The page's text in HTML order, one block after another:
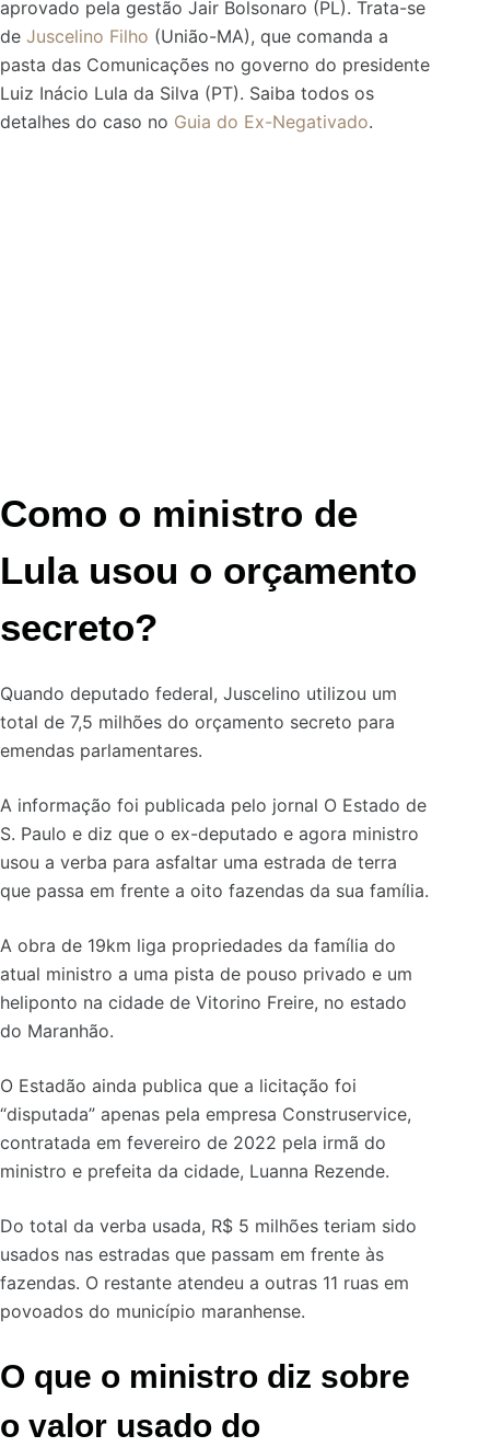
aprovado pela gestão Jair Bolsonaro (PL). Trata-se
de Juscelino Filho (União-MA), que comanda a
pasta das Comunicações no governo do presidente
Luiz Inácio Lula da Silva (PT). Saiba todos os
detalhes do caso no Guia do Ex-Negativado.
Como o ministro de
Lula usou o orçamento
secreto?
Quando deputado federal, Juscelino utilizou um
total de 7,5 milhões do orçamento secreto para
emendas parlamentares.
A informação foi publicada pelo jornal O Estado de
S. Paulo e diz que o ex-deputado e agora ministro
usou a verba para asfaltar uma estrada de terra
que passa em frente a oito fazendas da sua família.
A obra de 19km liga propriedades da família do
atual ministro a uma pista de pouso privado e um
heliponto na cidade de Vitorino Freire, no estado
do Maranhão.
O Estadão ainda publica que a licitação foi
“disputada” apenas pela empresa Construservice,
contratada em fevereiro de 2022 pela irmã do
ministro e prefeita da cidade, Luanna Rezende.
Do total da verba usada, R$ 5 milhões teriam sido
usados nas estradas que passam em frente às
fazendas. O restante atendeu a outras 11 ruas em
povoados do município maranhense.
O que o ministro diz sobre
o valor usado do